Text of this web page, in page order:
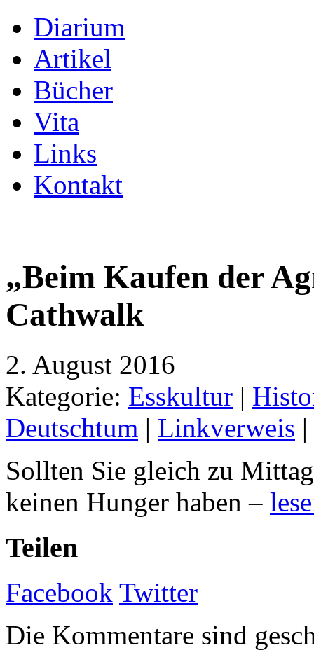
Diarium
Artikel
Bücher
Vita
Links
Kontakt
„Beim Kaufen der
Cathwalk
2. August 2016
Kategorie: Esskultur |
Deutschtum | Linkverweis |
Sollten Sie gleich zu
keinen Hunger haben –
Teilen
Facebook Twitter
Die Kommentare sind